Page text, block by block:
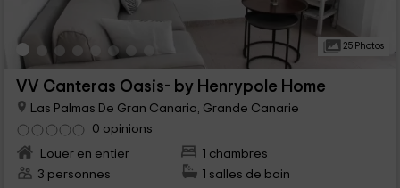
25 Photos
VV Canteras Oasis- by Henrypole Home
Las Palmas De Gran Canaria, Grande Canarie
0 opinions
Louer en entier
1 chambres
3 personnes
1 salles de bain